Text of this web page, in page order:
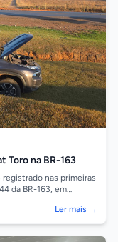
Toro na BR-163
nas primeiras
da BR-163, em
Ler mais →